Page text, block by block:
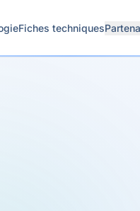
Fiches techniques